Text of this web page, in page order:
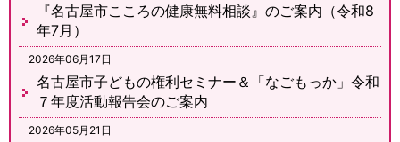
『名古屋市こころの健康無料相談』のご案内（令和8
年7月）
2026年06月17日
名古屋市子どもの権利セミナー＆「なごもっか」令和
７年度活動報告会のご案内
2026年05月21日